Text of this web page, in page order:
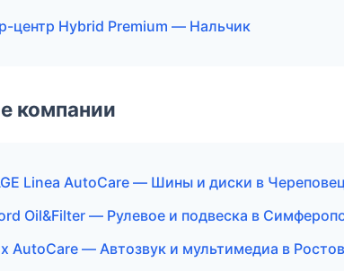
центр Hybrid Premium — Нальчик
компании
Linea AutoCare — Шины и диски в
Oil&Filter — Рулевое и подвеска в
AutoCare — Автозвук и мультимедиа в